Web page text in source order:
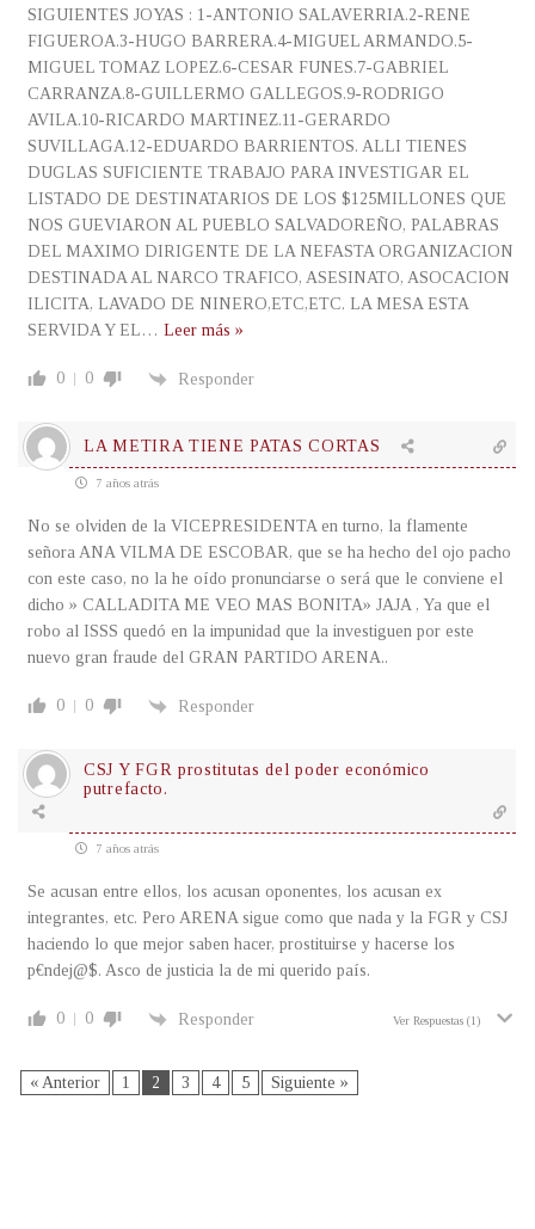
SIGUIENTES JOYAS : 1-ANTONIO SALAVERRIA.2-RENE
FIGUEROA.3-HUGO BARRERA.4-MIGUEL ARMANDO.5-
MIGUEL TOMAZ LOPEZ.6-CESAR FUNES.7-GABRIEL
CARRANZA.8-GUILLERMO GALLEGOS.9-RODRIGO
AVILA.10-RICARDO MARTINEZ.11-GERARDO
SUVILLAGA.12-EDUARDO BARRIENTOS. ALLI TIENES
DUGLAS SUFICIENTE TRABAJO PARA INVESTIGAR EL
LISTADO DE DESTINATARIOS DE LOS $125MILLONES QUE
NOS GUEVIARON AL PUEBLO SALVADOREÑO, PALABRAS
DEL MAXIMO DIRIGENTE DE LA NEFASTA ORGANIZACION
DESTINADA AL NARCO TRAFICO, ASESINATO, ASOCACION
ILICITA, LAVADO DE NINERO,ETC,ETC. LA MESA ESTA
SERVIDA Y EL … Leer más »
0 0 Responder
LA METIRA TIENE PATAS CORTAS
7 años atrás
No se olviden de la VICEPRESIDENTA en turno, la flamente
señora ANA VILMA DE ESCOBAR, que se ha hecho del ojo pacho
con este caso, no la he oído pronunciarse o será que le conviene el
dicho » CALLADITA ME VEO MAS BONITA» JAJA , Ya que el
robo al ISSS quedó en la impunidad que la investiguen por este
nuevo gran fraude del GRAN PARTIDO ARENA..
0 0 Responder
CSJ Y FGR prostitutas del poder económico
putrefacto.
7 años atrás
Se acusan entre ellos, los acusan oponentes, los acusan ex
integrantes, etc. Pero ARENA sigue como que nada y la FGR y CSJ
haciendo lo que mejor saben hacer, prostituirse y hacerse los
p€ndej@$. Asco de justicia la de mi querido país.
0 0 Responder Ver Respuestas (1)
« Anterior 1 2 3 4 5 Siguiente »